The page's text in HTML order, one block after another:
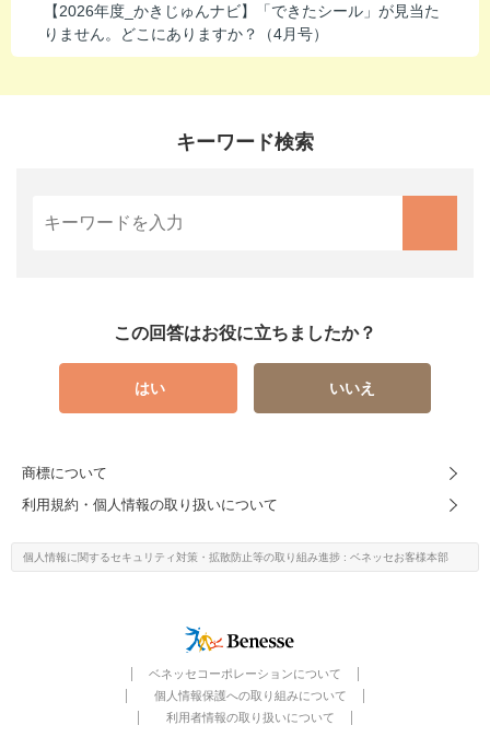
【2026年度_かきじゅんナビ】「できたシール」が見当た
りません。どこにありますか？（4月号）
キーワード検索
この回答はお役に立ちましたか？
はい いいえ
商標について
利用規約・個人情報の取り扱いについて
個人情報に関するセキュリティ対策・ 拡散防止等の取り組み進捗 : ベネッセお客様本部
ベネッセコーポレーションについて
個人情報保護への取り組みについて
利用者情報の取り扱いについて